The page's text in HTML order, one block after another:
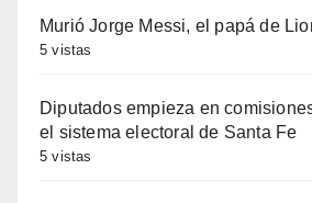
Murió Jorge Messi, el papá de
5 vistas
Diputados empieza en
el sistema electoral de Santa Fe
5 vistas